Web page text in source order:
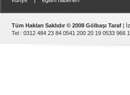
Tüm Hakları Saklıdır © 2008 Gölbaşı Taraf |
Tel : 0312 484 23 84 0541 200 20 19 0533 966